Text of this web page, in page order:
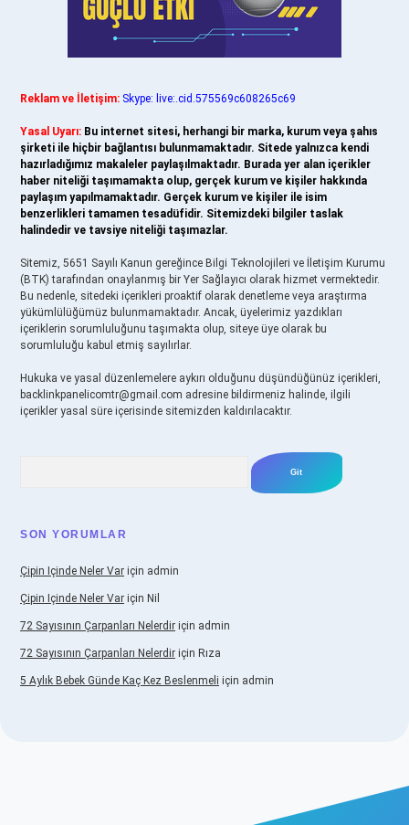
Reklam ve İletişim: Skype: live:.cid.575569c608265c69
Yasal Uyarı: Bu internet sitesi, herhangi bir marka, kurum veya şahıs
şirketi ile hiçbir bağlantısı bulunmamaktadır. Sitede yalnızca kendi
hazırladığımız makaleler paylaşılmaktadır. Burada yer alan içerikler
haber niteliği taşımamakta olup, gerçek kurum ve kişiler hakkında
paylaşım yapılmamaktadır. Gerçek kurum ve kişiler ile isim
benzerlikleri tamamen tesadüfidir. Sitemizdeki bilgiler taslak
halindedir ve tavsiye niteliği taşımazlar.
Sitemiz, 5651 Sayılı Kanun gereğince Bilgi Teknolojileri ve İletişim Kurumu
(BTK) tarafından onaylanmış bir Yer Sağlayıcı olarak hizmet vermektedir.
Bu nedenle, sitedeki içerikleri proaktif olarak denetleme veya araştırma
yükümlülüğümüz bulunmamaktadır. Ancak, üyelerimiz yazdıkları
içeriklerin sorumluluğunu taşımakta olup, siteye üye olarak bu
sorumluluğu kabul etmiş sayılırlar.
Hukuka ve yasal düzenlemelere aykırı olduğunu düşündüğünüz içerikleri,
backlinkpanelicomtr@gmail.com adresine bildirmeniz halinde, ilgili
içerikler yasal süre içerisinde sitemizden kaldırılacaktır.
SON YORUMLAR
Çipin Içinde Neler Var için admin
Çipin Içinde Neler Var için Nil
72 Sayısının Çarpanları Nelerdir için admin
72 Sayısının Çarpanları Nelerdir için Rıza
5 Aylık Bebek Günde Kaç Kez Beslenmeli için admin